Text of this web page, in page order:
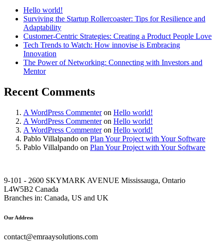
Hello world!
Surviving the Startup Rollercoaster: Tips for Resilience and
Adaptability
Customer-Centric Strategies: Creating a Product People Love
Tech Trends to Watch: How innovise is Embracing
Innovation
The Power of Networking: Connecting with Investors and
Mentor
Recent Comments
A WordPress Commenteron Hello world!
A WordPress Commenteron Hello world!
A WordPress Commenteron Hello world!
Pablo Villalpando on Plan Your Project with Your Software
Pablo Villalpando on Plan Your Project with Your Software
9-101 - 2600 SKYMARK AVENUE Mississauga, Ontario
L4W5B2 Canada
Branches in: Canada, US and UK
Our Address
contact@emraaysolutions.com